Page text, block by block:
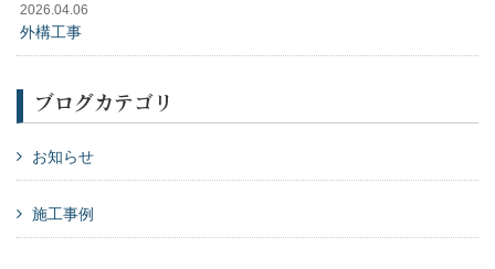
2026.04.06
外構工事
ブログカテゴリ
お知らせ
施工事例